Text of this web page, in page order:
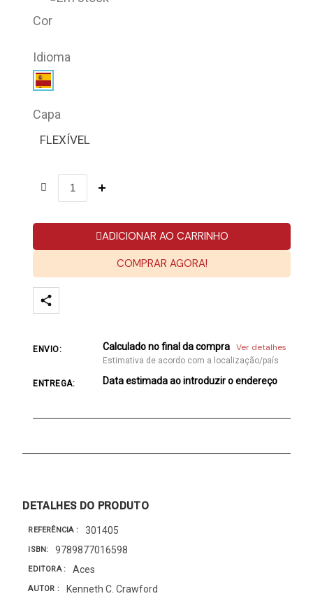
Cor
Idioma
Capa
FLEXÍVEL
ADICIONAR AO CARRINHO
COMPRAR AGORA!
ENVIO: Calculado no final da compra Ver detalhes
Estimativa de acordo com a localização/país
ENTREGA: Data estimada ao introduzir o endereço
DETALHES DO PRODUTO
REFERÊNCIA 301405
ISBN 9789877016598
EDITORA Aces
AUTOR Kenneth C. Crawford